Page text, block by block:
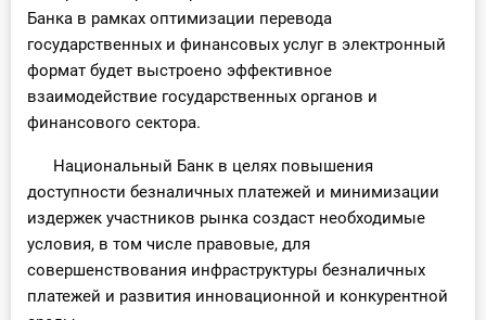
Банка в рамках оптимизации перевода
государственных и финансовых услуг в электронный
формат будет выстроено эффективное
взаимодействие государственных органов и
финансового сектора.
Национальный Банк в целях повышения
доступности безналичных платежей и минимизации
издержек участников рынка создаст необходимые
условия, в том числе правовые, для
совершенствования инфраструктуры безналичных
платежей и развития инновационной и конкурентной